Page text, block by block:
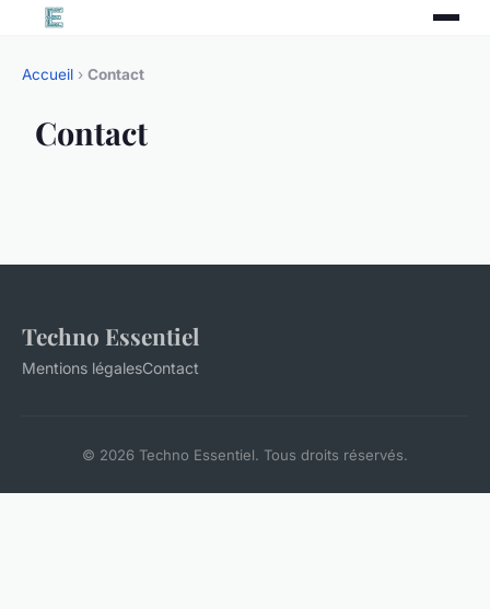
Accueil › Contact
Contact
Techno Essentiel
Mentions légalesContact
© 2026 Techno Essentiel. Tous droits réservés.